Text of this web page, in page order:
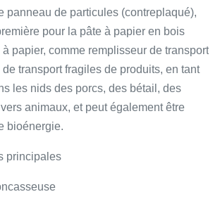
panneau de particules (contreplaqué),
pour la pâte à papier en bois
papier, comme remplisseur de transport
transport fragiles de produits, en tant
les nids des porcs, des bétail, des
animaux, et peut également être
bioénergie.
principales